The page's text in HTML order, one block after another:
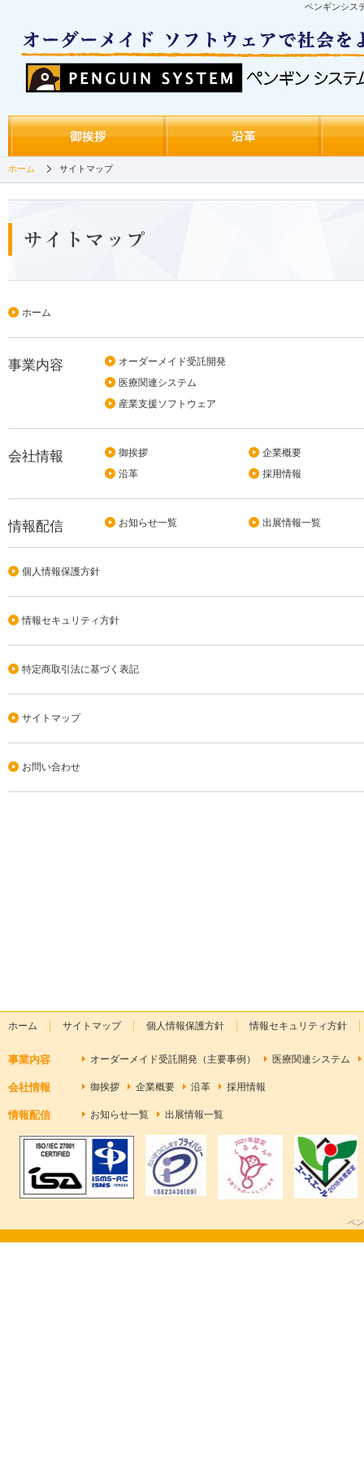
ペンギンシス
ホーム サイトマップ
ホーム
事業内容
オーダーメイド受託開発
医療関連システム
産業支援ソフトウェア
会社情報 御挨拶
企業概要
沿革
採用情報
情報配信 お知らせ一覧 出展情報一覧
個人情報保護方針
情報セキュリティ方針
特定商取引法に基づく表記
サイトマップ
お問い合わせ
ホーム サイトマップ 個人情報保護方針 情報セキュリティ方針
事業内容 オーダーメイド受託開発（主要事例） 医療関連システム
会社情報 御挨拶 企業概要 沿革 採用情報
情報配信 お知らせ一覧 出展情報一覧
ペ